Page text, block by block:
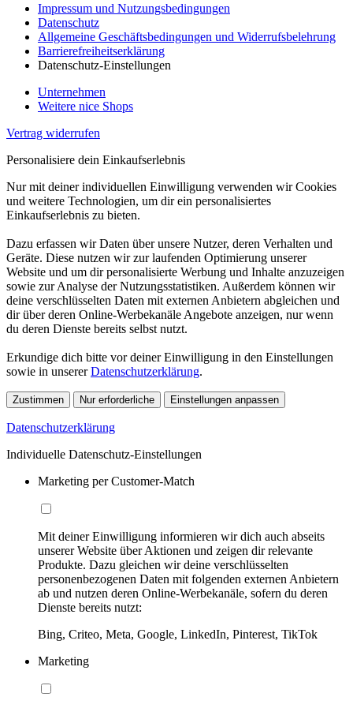
Impressum und Nutzungsbedingungen
Datenschutz
Allgemeine Geschäftsbedingungen und Widerrufsbelehrung
Barrierefreiheitserklärung
Datenschutz-Einstellungen
Unternehmen
Weitere nice Shops
Vertrag widerrufen
Personalisiere dein Einkaufserlebnis
Nur mit deiner individuellen Einwilligung verwenden wir Cookies
und weitere Technologien, um dir ein personalisiertes
Einkaufserlebnis zu bieten.
Dazu erfassen wir Daten über unsere Nutzer, deren Verhalten und
Geräte. Diese nutzen wir zur laufenden Optimierung unserer
Website und um dir personalisierte Werbung und Inhalte anzuzeigen
sowie zur Analyse der Nutzungsstatistiken. Außerdem können wir
deine verschlüsselten Daten mit externen Anbietern abgleichen und
dir über deren Online-Werbekanäle Angebote anzeigen, nur wenn
du deren Dienste bereits selbst nutzt.
Erkundige dich bitte vor deiner Einwilligung in den Einstellungen
sowie in unsererDatenschutzerklärung.
Zustimmen Nur erforderliche Einstellungen anpassen
Datenschutzerklärung
Individuelle Datenschutz-Einstellungen
Marketing per Customer-Match
Mit deiner Einwilligung informieren wir dich auch abseits
unserer Website über Aktionen und zeigen dir relevante
Produkte. Dazu gleichen wir deine verschlüsselten
personenbezogenen Daten mit folgenden externen Anbietern
ab und nutzen deren Online-Werbekanäle, sofern du deren
Dienste bereits nutzt:
Bing, Criteo, Meta, Google, LinkedIn, Pinterest, TikTok
Marketing